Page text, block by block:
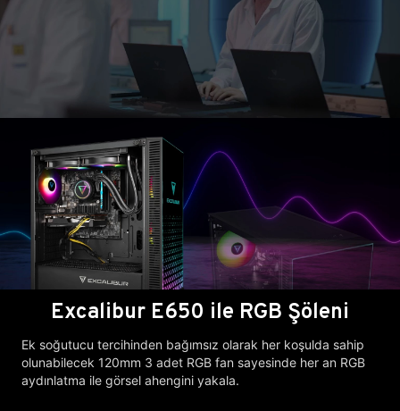
Excalibur E650 ile RGB Şöleni
Ek soğutucu tercihinden bağımsız olarak her koşulda sahip
olunabilecek 120mm 3 adet RGB fan sayesinde her an RGB
aydınlatma ile görsel ahengini yakala.